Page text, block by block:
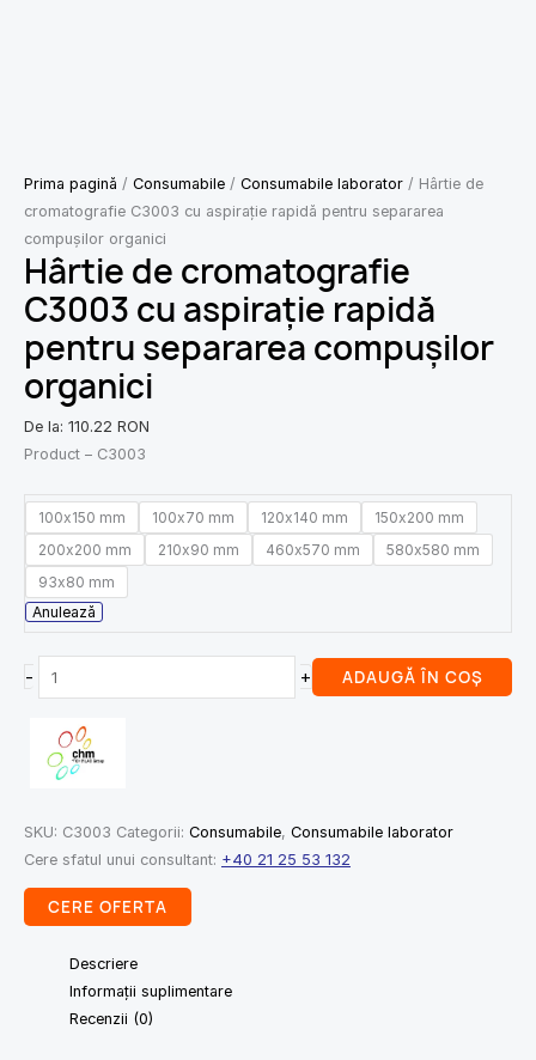
Prima pagină / Consumabile / Consumabile laborator / Hârtie de
cromatografie C3003 cu aspirație rapidă pentru separarea
compușilor organici
Hârtie de cromatografie
C3003 cu aspirație rapidă
pentru separarea compușilor
organici
De la: 110.22 RON
Product – C3003
100x150 mm 100x70 mm 120x140 mm
150x200 mm
200x200 mm
210x90 mm 460x570 mm
580x580 mm
93x80 mm
Anulează
- + ADAUGĂ ÎN COȘ
SKU: C3003 Categorii: Consumabile, Consumabile laborator
Cere sfatul unui consultant: +40 21 25 53 132
CERE OFERTA
Descriere
Informații suplimentare
Recenzii (0)